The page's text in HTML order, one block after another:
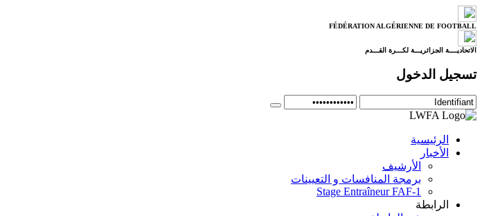
FÉDÉRATION ALGÉRIENNE DE FOOTBALL
الاتحاديــــة الجزائريـــة لكـــرة القـــدم
تسجيل الدخول
الرئيسية
الأخبار
الأرشيف
برمجة المنافسات و التعيينات
Stage Entraîneur FAF-1
الرابطة